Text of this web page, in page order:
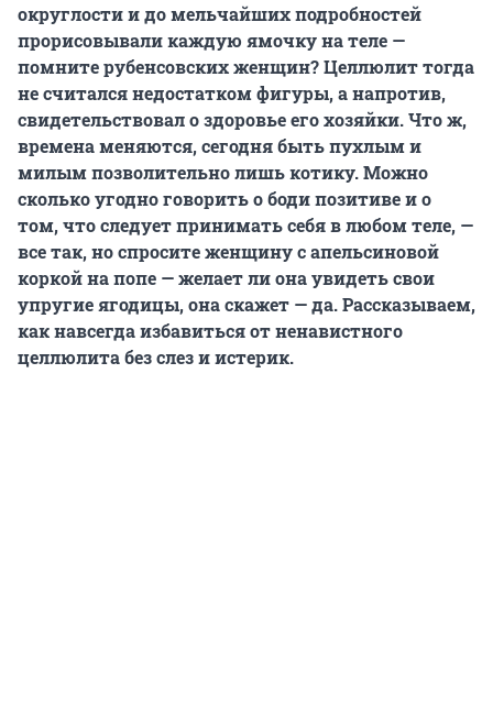
округлости и до мельчайших подробностей
прорисовывали каждую ямочку на теле —
помните рубенсовских женщин? Целлюлит тогда
не считался недостатком фигуры, а напротив,
свидетельствовал о здоровье его хозяйки. Что ж,
времена меняются, сегодня быть пухлым и
милым позволительно лишь котику. Можно
сколько угодно говорить о боди позитиве и о
том, что следует принимать себя в любом теле, —
все так, но спросите женщину с апельсиновой
коркой на попе — желает ли она увидеть свои
упругие ягодицы, она скажет — да. Рассказываем,
как навсегда избавиться от ненавистного
целлюлита без слез и истерик.